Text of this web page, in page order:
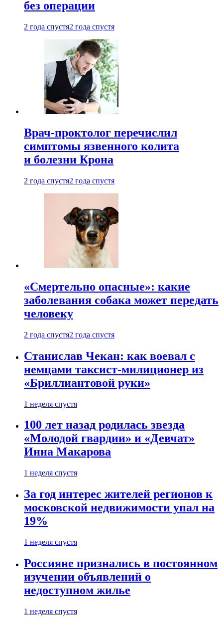
без операции
2 года спустя2 года спустя
Врач-проктолог перечислил
симптомы язвенного колита
и болезни Крона
2 года спустя2 года спустя
«Смертельно опасные»: какие
заболевания собака может передать
человеку
2 года спустя2 года спустя
Станислав Чекан: как воевал с
немцами таксист-милиционер из
«Бриллиантовой руки»
1 неделя спустя
100 лет назад родилась звезда
«Молодой гвардии» и «Девчат»
Инна Макарова
1 неделя спустя
За год интерес жителей регионов к
московской недвижимости упал на
19%
1 неделя спустя
Россияне признались в постоянном
изучении объявлений о
недоступном жилье
1 неделя спустя